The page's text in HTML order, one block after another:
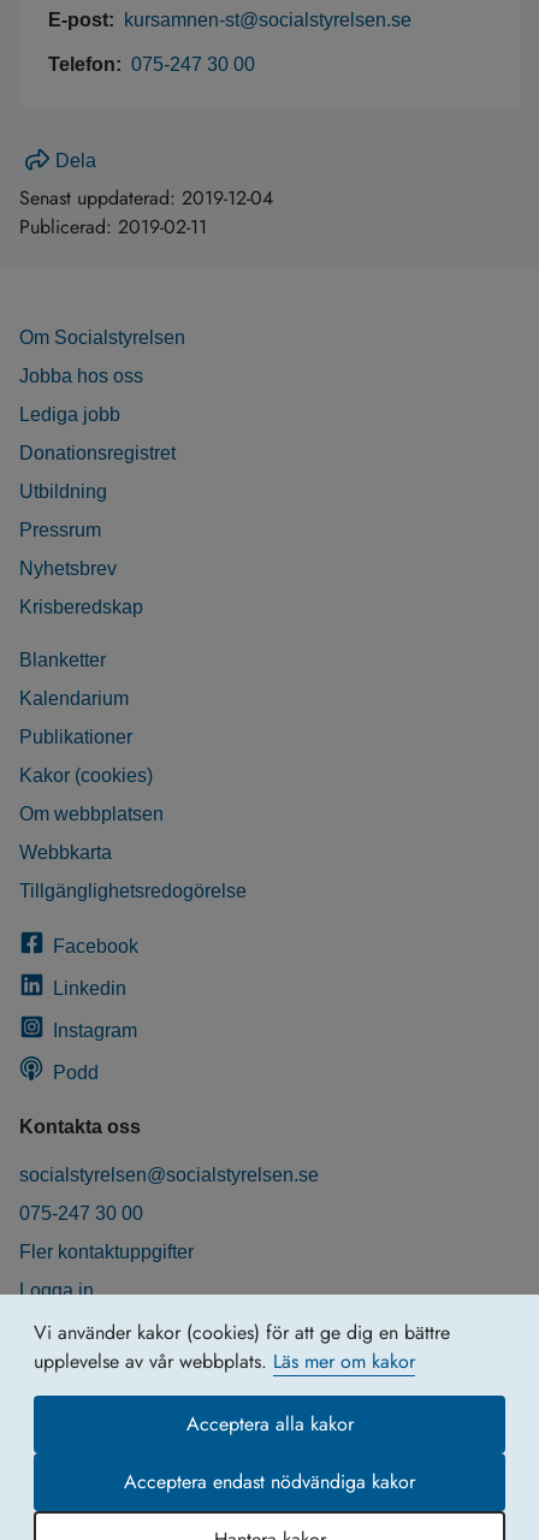
Vi använder kakor (cookies) för att ge dig en bättre
upplevelse av vår webbplats. Läs mer om kakor
Acceptera alla kakor
Acceptera endast nödvändiga kakor
E-post: kursamnen-st@socialstyrelsen.se
Telefon: 075-247 30 00
Dela
Senast uppdaterad: 2019-12-04
Publicerad: 2019-02-11
Om Socialstyrelsen
Jobba hos oss
Lediga jobb
Donationsregistret
Utbildning
Pressrum
Nyhetsbrev
Krisberedskap
Blanketter
Kalendarium
Publikationer
Kakor (cookies)
Om webbplatsen
Webbkarta
Tillgänglighetsredogörelse
Facebook
Linkedin
Instagram
Podd
Kontakta oss
socialstyrelsen@socialstyrelsen.se
075-247 30 00
Fler kontaktuppgifter
Logga in
Behandling av personuppgifter